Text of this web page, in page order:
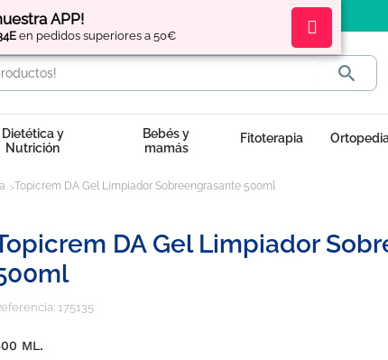
APP!
en pedidos superiores a 50€
Regístratey obtén

Dietética y
Nutrición
Bebés y
mamás
Fitoterapia
Topicrem DA Gel Limpiador Sobreengrasante 500ml
DA Gel Limpiador
175135
ML.